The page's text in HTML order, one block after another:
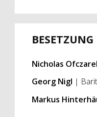
BESETZUNG
Nicholas
Georg Nigl |
Markus